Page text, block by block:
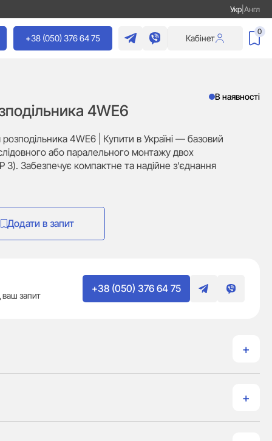
Укр| Англ
+38 (050) 376 64 75 Кабінет
0
В наявності
4WE6
4WE6 | Купити в Україні — базовий
або паралельного монтажу двох
3). Забезпечує компактне та надійне з'єднання
Додати в запит
ваш запит
+38 (050) 376 64 75